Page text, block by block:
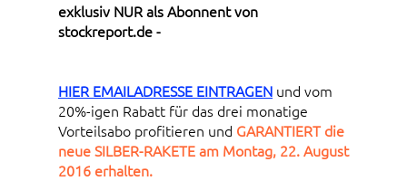
exklusiv NUR als Abonnent von
stockreport.de -
HIER EMAILADRESSE EINTRAGEN und vom
20%-igen Rabatt für das drei monatige
Vorteilsabo profitieren und GARANTIERT die
neue SILBER-RAKETE am Montag, 22. August
2016 erhalten.